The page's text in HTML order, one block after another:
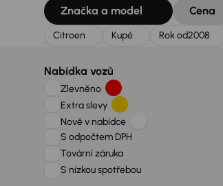
Značka a model Cena
Citroen Kupé Rok od2008
Nabídka vozů
Zlevněno
Extra slevy
Nově v nabídce
S odpočtem DPH
Tovární záruka
S nízkou spotřebou